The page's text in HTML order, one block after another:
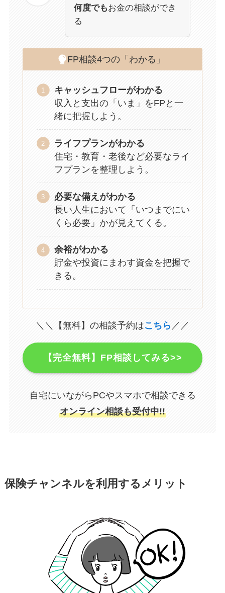
何度でもお金の相談ができ
る
FP相談4つの「わかる」
キャッシュフローがわかる
収入と支出の「いま」をFPと一
緒に把握しよう。
ライフプランがわかる
住宅・教育・老後など必要なライ
フプランを整理しよう。
必要な備えがわかる
長い人生において「いつまでにい
くら必要」かが見えてくる。
余裕がわかる
貯金や投資にまわす資金を把握で
きる。
＼＼【無料】の相談予約はこちら ／／
【完全無料】FP相談してみる>>
自宅にいながらPCやスマホで相談できる
オンライン相談も受付中!!
保険チャンネルを利用するメリット